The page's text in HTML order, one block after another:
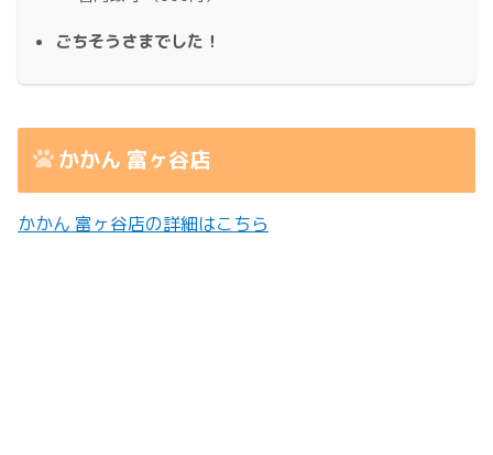
ごちそうさまでした！
かかん 富ヶ谷店
かかん 富ヶ谷店の詳細はこちら